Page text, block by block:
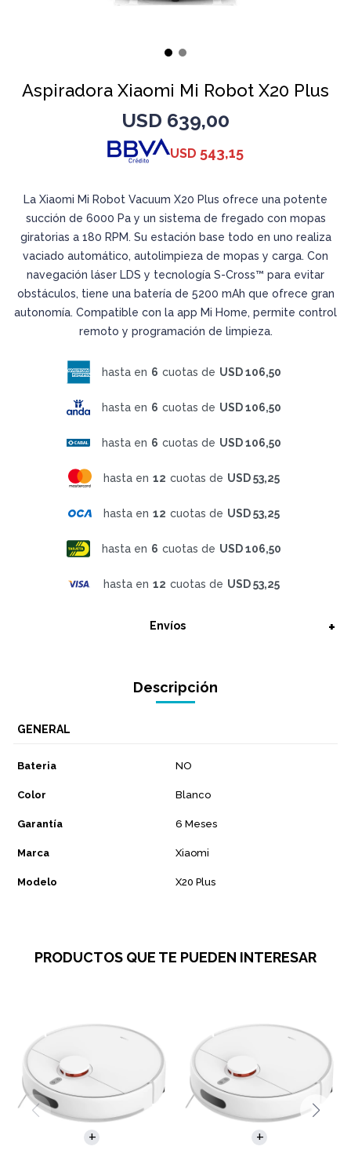
Aspiradora Xiaomi Mi Robot X20 Plus
USD 639,00
USD 543,15
La Xiaomi Mi Robot Vacuum X20 Plus ofrece una potente
succión de 6000 Pa y un sistema de fregado con mopas
giratorias a 180 RPM. Su estación base todo en uno realiza
vaciado automático, autolimpieza de mopas y carga. Con
navegación láser LDS y tecnología S-Cross™ para evitar
obstáculos, tiene una batería de 5200 mAh que ofrece gran
autonomía. Compatible con la app Mi Home, permite control
remoto y programación de limpieza.
hasta en 6 cuotas de USD 106,50
hasta en 6 cuotas de USD 106,50
hasta en 6 cuotas de USD 106,50
hasta en 12 cuotas de USD 53,25
hasta en 12 cuotas de USD 53,25
hasta en 6 cuotas de USD 106,50
hasta en 12 cuotas de USD 53,25
Envíos
Descripción
GENERAL
Bateria NO
Color Blanco
Garantía 6 Meses
Marca Xiaomi
Modelo X20 Plus
PRODUCTOS QUE TE PUEDEN INTERESAR